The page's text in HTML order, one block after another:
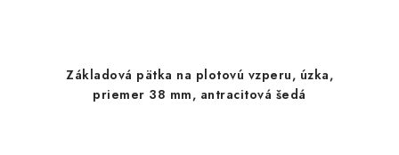
Základová pätka na plotovú vzperu, úzka,
priemer 38 mm, antracitová šedá